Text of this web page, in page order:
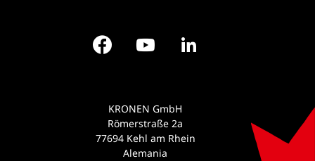
FacebookYouTube
KRONEN GmbH
Römerstraße 2a
77694 Kehl am Rhein
Alemania